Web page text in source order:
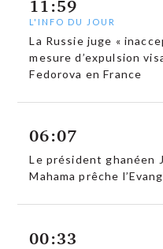
11:59
L'INFO DU JOUR
La Russie juge «
mesure d’expulsion
Fedorova en France
06:07
Le président ghanéen
Mahama prêche
00:33